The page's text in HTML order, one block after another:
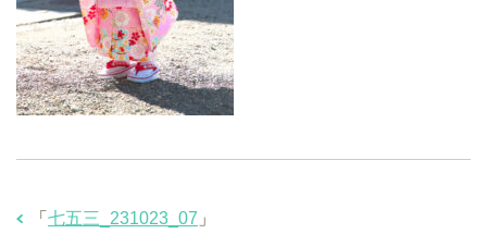
「 七五三_231023_07 」